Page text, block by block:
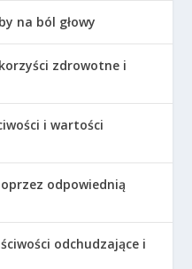
na ból głowy
zdrowotne i
i wartości
odpowiednią
odchudzające i